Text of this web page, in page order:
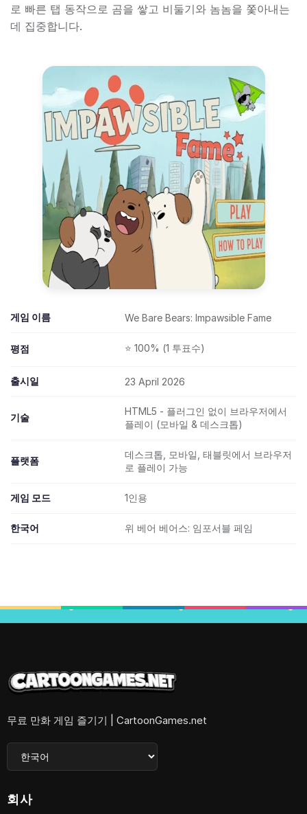
로 빠른 탭 동작으로 곰을 쌓고 비둘기와 놈놈을 쫓아내는
데 집중합니다.
게임 이름 We Bare Bears: Impawsible Fame
평점 ⭐ 100% (1 투표수)
출시일 23 April 2026
기술
HTML5 - 플러그인 없이 브라우저에서
플레이 (모바일 & 데스크톱)
플랫폼
데스크톱, 모바일, 태블릿에서 브라우저
로 플레이 가능
게임 모드 1인용
한국어 위 베어 베어스: 임포서블 페임
무료 만화 게임 즐기기 | CartoonGames.net
회사